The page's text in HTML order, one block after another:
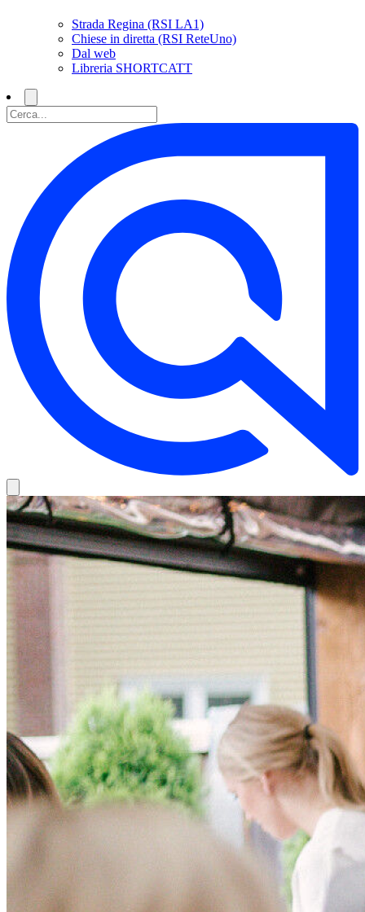
Strada Regina (RSI LA1)
Chiese in diretta (RSI ReteUno)
Dal web
Libreria SHORTCATT